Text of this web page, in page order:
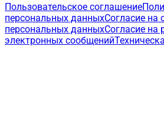
Пользовательское соглашение
персональных данныхСогласие на
персональных данныхСогласие на
электронных сообщений